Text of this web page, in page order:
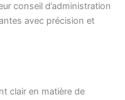
conseil d’administration
avec précision et
clair en matière de